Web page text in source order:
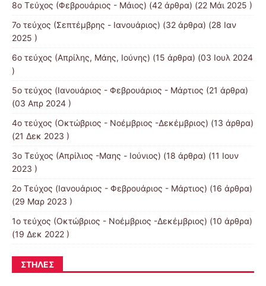
8o Τεύχος (Φεβρουάριος - Μάιος) (42 άρθρα) (22 Μάι 2025 )
7o τεύχος (Σεπτέμβρης - Ιανουάριος) (32 άρθρα) (28 Ιαν
2025 )
6ο τεύχος (Απρίλης, Μάης, Ιούνης) (15 άρθρα) (03 Ιουλ 2024
)
5ο τεύχος (Ιανουάριος - Φεβρουάριος - Μάρτιος (21 άρθρα)
(03 Απρ 2024 )
4o τεύχος (Οκτώβριος - Νοέμβριος -Δεκέμβριος) (13 άρθρα)
(21 Δεκ 2023 )
3o Τεύχος (Απρίλιος -Μαης - Ιούνιος) (18 άρθρα) (11 Ιουν
2023 )
2o Τεύχος (Ιανουάριος - Φεβρουάριος - Μάρτιος) (16 άρθρα)
(29 Μαρ 2023 )
1ο τεύχος (Οκτώβριος - Νοέμβριος -Δεκέμβριος) (10 άρθρα)
(19 Δεκ 2022 )
ΣΤΉΛΕΣ